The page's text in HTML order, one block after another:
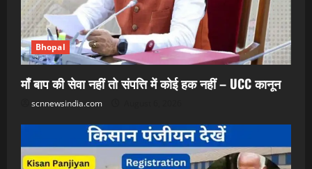
Bhopal
माँ बाप की सेवा नहीं तो संपत्ति में कोई हक नहीं – UCC कानून
scnnewsindia.com